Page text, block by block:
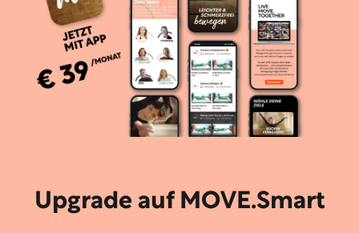
Upgrade auf MOVE.Smart